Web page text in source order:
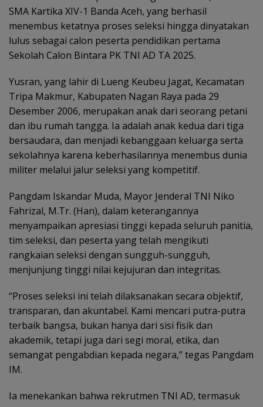
SMA Kartika XIV-1 Banda Aceh, yang berhasil
menembus ketatnya proses seleksi hingga dinyatakan
lulus sebagai calon peserta pendidikan pertama
Sekolah Calon Bintara PK TNI AD TA 2025.
Yusran, yang lahir di Lueng Keubeu Jagat, Kecamatan
Tripa Makmur, Kabupaten Nagan Raya pada 29
Desember 2006, merupakan anak dari seorang petani
dan ibu rumah tangga. Ia adalah anak kedua dari tiga
bersaudara, dan menjadi kebanggaan keluarga serta
sekolahnya karena keberhasilannya menembus dunia
militer melalui jalur seleksi yang kompetitif.
Pangdam Iskandar Muda, Mayor Jenderal TNI Niko
Fahrizal, M.Tr. (Han), dalam keterangannya
menyampaikan apresiasi tinggi kepada seluruh panitia,
tim seleksi, dan peserta yang telah mengikuti
rangkaian seleksi dengan sungguh-sungguh,
menjunjung tinggi nilai kejujuran dan integritas.
“Proses seleksi ini telah dilaksanakan secara objektif,
transparan, dan akuntabel. Kami mencari putra-putra
terbaik bangsa, bukan hanya dari sisi fisik dan
akademik, tetapi juga dari segi moral, etika, dan
semangat pengabdian kepada negara,” tegas Pangdam
IM.
Ia menekankan bahwa rekrutmen TNI AD, termasuk